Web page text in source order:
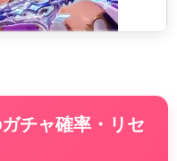
チャ確率・リセ